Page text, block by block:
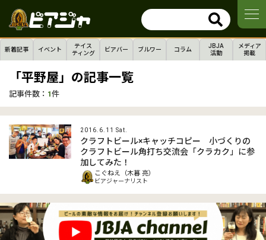
新着記事 イベント
テイス
ティング
ビアバー ブルワー コラム
JBJA
活動
メディア
掲載
「平野屋」の記事一覧
記事件数： 1件
2016.6.11 Sat.
クラフトビール×キャッチコピー 小づくりの
クラフトビール角打ち交流会「クラカク」に参
加してみた！
こぐねえ（木暮 亮）
ビアジャーナリスト